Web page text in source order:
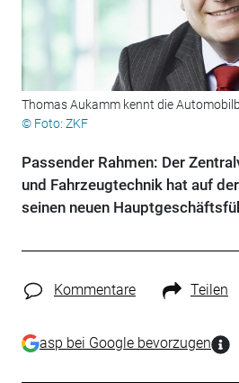
Thomas Aukamm kennt die
© Foto: ZKF
Passender Rahmen: Der
und Fahrzeugtechnik hat auf
seinen neuen
Kommentare Teilen
asp bei Google bevorzugen